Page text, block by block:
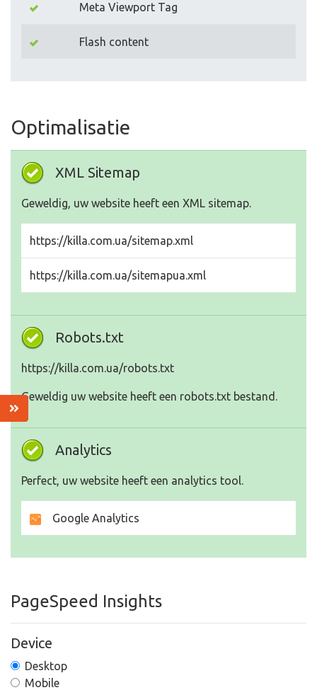
Meta Viewport Tag
Flash content
Optimalisatie
XML Sitemap
Geweldig, uw website heeft een XML sitemap.
https://killa.com.ua/sitemap.xml
https://killa.com.ua/sitemapua.xml
Robots.txt
https://killa.com.ua/robots.txt
Geweldig uw website heeft een robots.txt bestand.
Analytics
Perfect, uw website heeft een analytics tool.
Google Analytics
PageSpeed Insights
Device
Desktop
Mobile